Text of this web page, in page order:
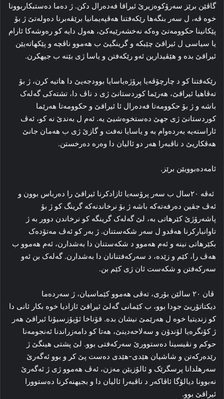
گاڤێن برێز سه‌رۆکوه‌زیرێ ئیراقا فه‌ده‌رال دکن. ژ ده‌ما ده‌ستبکاربوونا
خوه‌ ڤه‌، ل سه‌ر بنگه‌ها رێکه‌فتنا هه‌ڤپه‌یمانیا برێڤه‌برنا ده‌وله‌تێ ژ بۆ
پێکانینا حکوومه‌تێ وه‌که‌ نه‌خشه‌رێیه‌کێ، هه‌ول دایه‌ کو ره‌وشه‌کا ئارام
یا سیاسی ل ئیراقێ چێبکه‌ و گرینگیێ ب هه‌موو ناڤچه‌ و پێکهاته‌یێن
ئیراقێ بده‌ و هێڤیدارین ئه‌و رێکه‌فتن و یاسا ژی بێنه‌ ب جیهکرن.
رێکه‌فتنا کو د چارچۆڤه‌یا پرۆژه‌یاسایا بوودجه‌یێ دا هاتیه‌ کرن، ژ بۆ
ته‌ڤاهیا ئیراقێ، هه‌رێما کوردستانێ ژی د ناڤ دا، تشته‌کی گه‌له‌ک
باشه‌ و ژ بۆ حکوومه‌تا فه‌ده‌رال ئا ئیراقێ و حکوومه‌تا هه‌رێما
کوردستانێ ژی جهێ ده‌ستخوه‌شیێ یه‌. ئه‌م ل به‌ندێ نه‌ کو، ئه‌ڤ
ئاراسته‌یه‌ به‌رده‌وام به‌ و یاسایا نه‌فت و گازێ ژی ب هه‌مان جانێ
هه‌ڤکاریێ د ناڤبه‌را هه‌ر دو ئالیان دا وه‌ره‌ ده‌رخستن.
ئامه‌ده‌بوویێن برێز.
ئەڤە ۲۰سال ب سه‌ر پرۆسه‌یا ئازادکرنا ئیراقێ را ده‌رباس بوون و
ئه‌ڤ جڤین ده‌رفه‌ته‌که‌ باشه‌ ژ بۆ نرخاندنه‌که‌ گرینگ کو ژ بۆ
پاشه‌رۆژێ کێرهاتی به‌، لێ گه‌له‌ک گرینگه‌ کو نرخاندن دوور به‌ ژ
تاوانبارکرنا هه‌ڤدو ل سه‌ر شکه‌ستنان. ژ به‌ر کو ئه‌ڤ مه‌تۆده‌ک
بکێرهاتی نینه‌ و ئه‌م هه‌موو د شکه‌ستنان دا به‌شدارن، ئه‌م هه‌موو ب
هه‌ڤ را، کێم و زێده‌، د سه‌رکه‌فتنانان دا به‌شدارن. گه‌له‌ک بن ئه‌و
سه‌رکه‌فتن و شکه‌ست ئان ژی کێم بن.
ڤان ۲۰ سالێن بۆری، ته‌ڤی هه‌موو کێماسیان، ژ سه‌رده‌ما
دیکتاتۆریێ جودا بوو، ب کێمانی گه‌لێ ئیراقێ ئازادیا خوه‌ بکار ئانی دا
کو زندیتیا خوه‌ ل هه‌رێمێ نیشان بده‌. قۆناخا ئۆپۆزسیۆنا ئیراقێ هه‌ر
ژ کۆنگره‌یا لۆندۆن و سه‌لاحه‌دینێ، هه‌تا کو دامه‌زراندنا ئه‌نجومه‌نا
حوکم و نڤیسینا ده‌ستوورێ سه‌رکه‌فتی بوو. لێ پشتی هینگێ ژ
رێده‌رکه‌تن و شاشیان هێدی-هێدی ده‌ست پێ کر و بوو ئه‌گه‌رێ
سه‌رهلدانا پرسگرێک و ئالۆزیێن مه‌زن، ئه‌ڤ هه‌موو ژی ژ ئه‌گه‌رێ
نه‌بوونا دیالۆگا ئاڤاکه‌ر د ناڤبه‌را ئالیان دا و بجیهنه‌کرنا ده‌ستوورا
ئیراقێ بوو.